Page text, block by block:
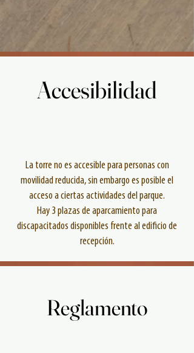
Accesibilidad
Accesibilidad
La torre no es accesible para personas con
movilidad reducida,sin embargo es posible el
acceso a ciertas actividades del parque.
Hay 3 plazas de aparcamiento para
discapacitados disponibles frente al edificio de
recepción.
Reglamento
Reglamento